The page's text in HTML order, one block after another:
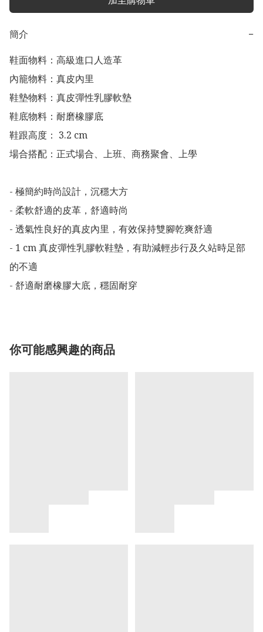
簡介
−
鞋面物料：高級進口人造革
內籠物料：真皮內里
鞋墊物料：真皮彈性乳膠軟墊
鞋底物料：耐磨橡膠底
鞋跟高度： 3.2 cm
場合搭配：正式場合、上班、商務聚會、上學
- 極簡約時尚設計，沉穩大方
- 柔軟舒適的皮革，舒適時尚
- 透氣性良好的真皮內里，有效保持雙腳乾爽舒適
- 1 cm 真皮彈性乳膠軟鞋墊，有助減輕步行及久站時足部
的不適
- 舒適耐磨橡膠大底，穩固耐穿
你可能感興趣的商品